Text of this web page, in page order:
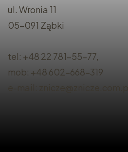
ul. Wronia 11
05-091 Ząbki
tel: +48 22 781-55-77,
mob: +48 602-668-319
e-mail: znicze@znicze.com.pl